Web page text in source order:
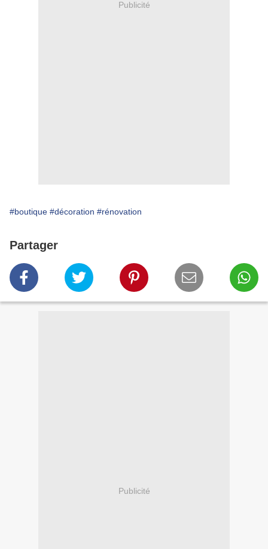
Publicité
#boutique #décoration #rénovation
Partager
Publicité